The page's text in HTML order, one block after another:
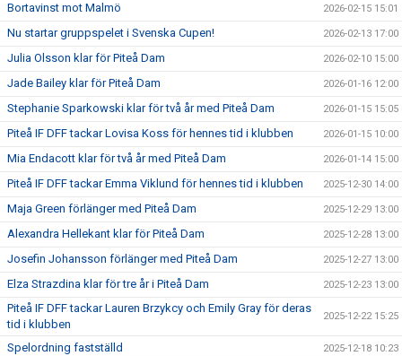
Bortavinst mot Malmö 2026-02-15 15:01
Nu startar gruppspelet i Svenska Cupen! 2026-02-13 17:00
Julia Olsson klar för Piteå Dam 2026-02-10 15:00
Jade Bailey klar för Piteå Dam 2026-01-16 12:00
Stephanie Sparkowski klar för två år med Piteå Dam 2026-01-15 15:05
Piteå IF DFF tackar Lovisa Koss för hennes tid i klubben 2026-01-15 10:00
Mia Endacott klar för två år med Piteå Dam 2026-01-14 15:00
Piteå IF DFF tackar Emma Viklund för hennes tid i klubben 2025-12-30 14:00
Maja Green förlänger med Piteå Dam 2025-12-29 13:00
Alexandra Hellekant klar för Piteå Dam 2025-12-28 13:00
Josefin Johansson förlänger med Piteå Dam 2025-12-27 13:00
Elza Strazdina klar för tre år i Piteå Dam 2025-12-23 13:00
Piteå IF DFF tackar Lauren Brzykcy och Emily Gray för deras
tid i klubben
2025-12-22 15:25
Spelordning fastställd 2025-12-18 10:23